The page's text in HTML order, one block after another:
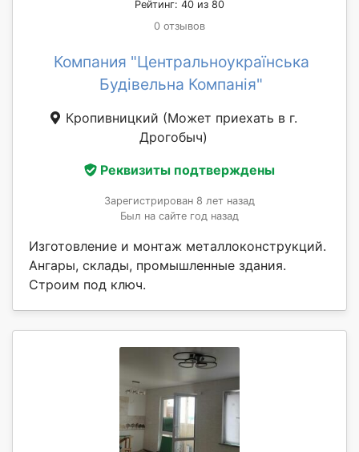
Рейтинг: 40 из 80
0 отзывов
Компания "Центральноукраїнська
Будівельна Компанія"
Кропивницкий (Может приехать в г.
Дрогобыч)
Реквизиты подтверждены
Зарегистрирован 8 лет назад
Был на сайте год назад
Изготовление и монтаж металлоконструкций.
Ангары, склады, промышленные здания.
Строим под ключ.